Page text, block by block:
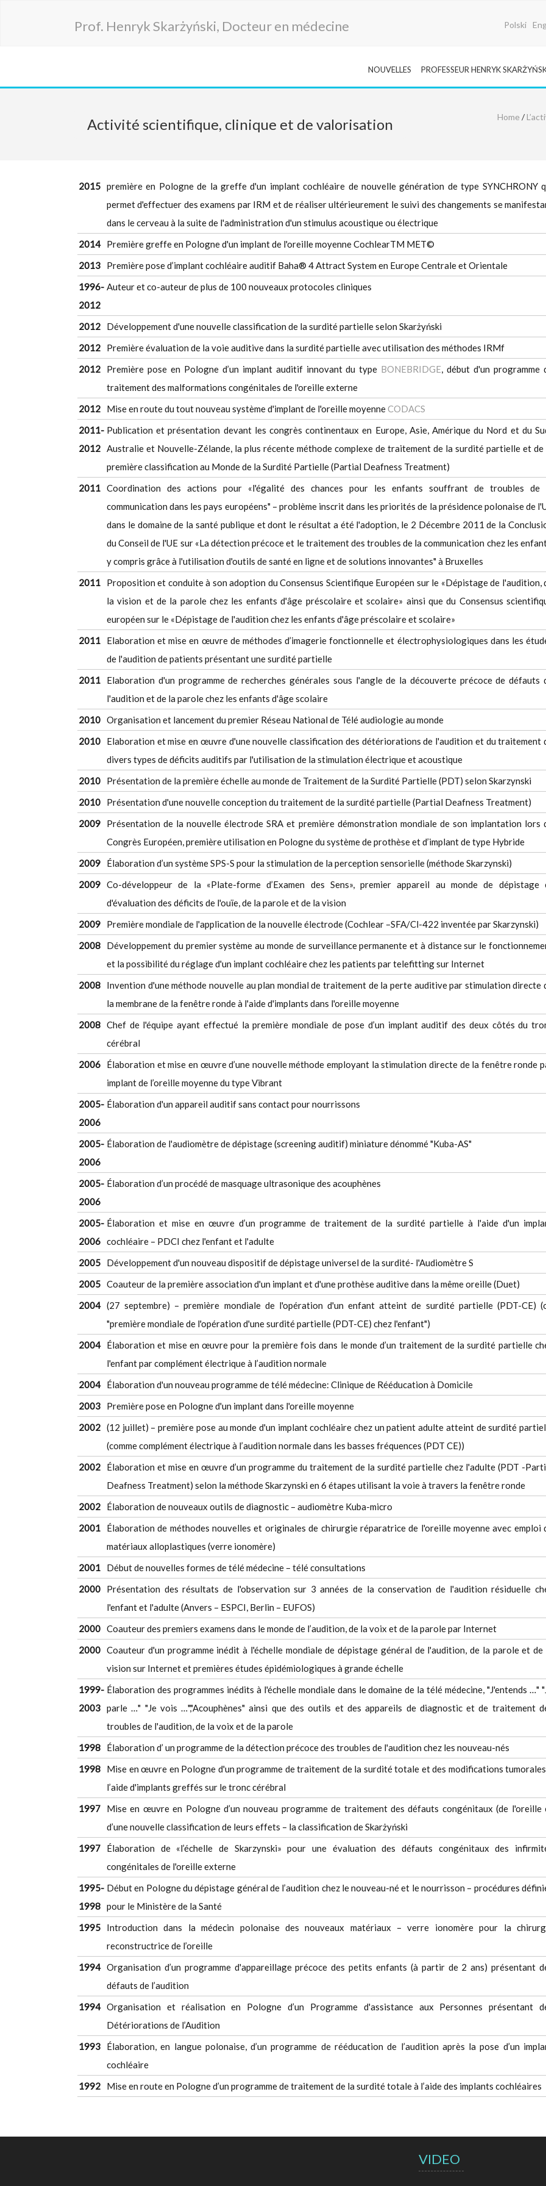
Prof. Henryk Skarżyński, Docteur en médecine Polski
NOUVELLES PROFESSEUR HENRYK
Activité scientifique, clinique et de valorisation Home /
2015 première en Pologne de la greffe d'un implant cochléaire de nouvelle génération de type SYNCHRONY
permet d'effectuer des examens par IRM et de réaliser ultérieurement le suivi des changements se
dans le cerveau à la suite de l'administration d'un stimulus acoustique ou électrique
2014
Première greffe en Pologne d'un implant de l'oreille moyenne CochlearTM MET©
2013
Première pose d’implant cochléaire auditif Baha® 4 Attract System en Europe Centrale et Orientale
1996-
2012
Auteur et co-auteur de plus de 100 nouveaux protocoles cliniques
2012
Développement d'une nouvelle classification de la surdité partielle selon Skarżyński
2012
Première évaluation de la voie auditive dans la surdité partielle avec utilisation des méthodes IRMf
2012
Première pose en Pologne d’un implant auditif innovant du type BONEBRIDGE, début d'un programme
traitement des malformations congénitales de l'oreille externe
2012
Mise en route du tout nouveau système d'implant de l'oreille moyenneCODACS
2011-
2012
Publication et présentation devant les congrès continentaux en Europe, Asie, Amérique du Nord et du
Australie et Nouvelle-Zélande, la plus récente méthode complexe de traitement de la surdité partielle et de
première classification au Monde de la Surdité Partielle (Partial Deafness Treatment)
2011 Coordination des actions pour «l'égalité des chances pour les enfants souffrant de troubles de
communication dans les pays européens" – problème inscrit dans les priorités de la présidence polonaise de
dans le domaine de la santé publique et dont le résultat a été l'adoption, le 2 Décembre 2011 de la
du Conseil de l'UE sur «La détection précoce et le traitement des troubles de la communication chez les
y compris grâce à l'utilisation d'outils de santé en ligne et de solutions innovantes" à Bruxelles
2011
Proposition et conduite à son adoption du Consensus Scientifique Européen sur le «Dépistage de l'audition,
la vision et de la parole chez les enfants d'âge préscolaire et scolaire» ainsi que du Consensus
européen sur le «Dépistage de l'audition chez les enfants d'âge préscolaire et scolaire»
2011
Elaboration et mise en œuvre de méthodes d’imagerie fonctionnelle et électrophysiologiques dans les
de l'audition de patients présentant une surdité partielle
2011
Elaboration d'un programme de recherches générales sous l'angle de la découverte précoce de défauts
l'audition et de la parole chez les enfants d'âge scolaire
2010 Organisation et lancement du premier Réseau National de Télé audiologie au monde
2010
Elaboration et mise en œuvre d'une nouvelle classification des détériorations de l'audition et du traitement
divers types de déficits auditifs par l'utilisation de la stimulation électrique et acoustique
2010
Présentation de la première échelle au monde de Traitement de la Surdité Partielle (PDT) selon Skarzynski
2010
Présentation d'une nouvelle conception du traitement de la surdité partielle (Partial Deafness Treatment)
2009
Présentation de la nouvelle électrode SRA et première démonstration mondiale de son implantation lors
Congrès Européen, première utilisation en Pologne du système de prothèse et d’implant de type Hybride
2009
Élaboration d’un système SPS-S pour la stimulation de la perception sensorielle (méthode Skarzynski)
2009 Co-développeur de la «Plate-forme d’Examen des Sens», premier appareil au monde de dépistage
d'évaluation des déficits de l'ouïe, de la parole et de la vision
2009
Première mondiale de l'application de la nouvelle électrode (Cochlear –SFA/Cl-422 inventée par Skarzynski)
2008
Développement du premier système au monde de surveillance permanente et à distance sur le
et la possibilité du réglage d'un implant cochléaire chez les patients par telefitting sur Internet
2008
Invention d'une méthode nouvelle au plan mondial de traitement de la perte auditive par stimulation directe
la membrane de la fenêtre ronde à l'aide d'implants dans l'oreille moyenne
2008 Chef de l'équipe ayant effectué la première mondiale de pose d’un implant auditif des deux côtés du
cérébral
2006
Élaboration et mise en œuvre d’une nouvelle méthode employant la stimulation directe de la fenêtre ronde
implant de l’oreille moyenne du type Vibrant
2005-
2006
Élaboration d'un appareil auditif sans contact pour nourrissons
2005-
2006
Élaboration de l'audiomètre de dépistage (screening auditif) miniature dénommé "Kuba-AS"
2005-
2006
Élaboration d’un procédé de masquage ultrasonique des acouphènes
2005-
2006
Élaboration et mise en œuvre d’un programme de traitement de la surdité partielle à l'aide d'un
cochléaire – PDCI chez l'enfant et l'adulte
2005
Développement d'un nouveau dispositif de dépistage universel de la surdité- l'Audiomètre S
2005 Coauteur de la première association d'un implant et d'une prothèse auditive dans la même oreille (Duet)
2004 (27 septembre) – première mondiale de l'opération d'un enfant atteint de surdité partielle (PDT-CE)
"première mondiale de l'opération d'une surdité partielle (PDT-CE) chez l'enfant")
2004
Élaboration et mise en œuvre pour la première fois dans le monde d’un traitement de la surdité partielle
l'enfant par complément électrique à l’audition normale
2004
Élaboration d'un nouveau programme de télé médecine: Clinique de Rééducation à Domicile
2003
Première pose en Pologne d'un implant dans l'oreille moyenne
2002 (12 juillet) – première pose au monde d'un implant cochléaire chez un patient adulte atteint de surdité
(comme complément électrique à l’audition normale dans les basses fréquences (PDT CE))
2002
Élaboration et mise en œuvre d’un programme du traitement de la surdité partielle chez l'adulte (PDT -
Deafness Treatment) selon la méthode Skarzynski en 6 étapes utilisant la voie à travers la fenêtre ronde
2002
Élaboration de nouveaux outils de diagnostic – audiomètre Kuba-micro
2001
Élaboration de méthodes nouvelles et originales de chirurgie réparatrice de l'oreille moyenne avec emploi
matériaux alloplastiques (verre ionomère)
2001
Début de nouvelles formes de télé médecine – télé consultations
2000
Présentation des résultats de l'observation sur 3 années de la conservation de l'audition résiduelle
l'enfant et l'adulte (Anvers – ESPCI, Berlin – EUFOS)
2000 Coauteur des premiers examens dans le monde de l’audition, de la voix et de la parole par Internet
2000 Coauteur d'un programme inédit à l'échelle mondiale de dépistage général de l'audition, de la parole et de
vision sur Internet et premières études épidémiologiques à grande échelle
1999-
2003
Élaboration des programmes inédits à l'échelle mondiale dans le domaine de la télé médecine, "J'entends …"
parle …" "Je vois …","Acouphènes" ainsi que des outils et des appareils de diagnostic et de traitement
troubles de l'audition, de la voix et de la parole
1998
Élaboration d’ un programme de la détection précoce des troubles de l'audition chez les nouveau-nés
1998
Mise en œuvre en Pologne d'un programme de traitement de la surdité totale et des modifications
l’aide d'implants greffés sur le tronc cérébral
1997
Mise en œuvre en Pologne d’un nouveau programme de traitement des défauts congénitaux (de l'oreille
d’une nouvelle classification de leurs effets – la classification de Skarżyński
1997
Élaboration de «l’échelle de Skarzynski» pour une évaluation des défauts congénitaux des
congénitales de l'oreille externe
1995-
1998
Début en Pologne du dépistage général de l’audition chez le nouveau-né et le nourrisson – procédures
pour le Ministère de la Santé
1995
Introduction dans la médecin polonaise des nouveaux matériaux – verre ionomère pour la
reconstructrice de l’oreille
1994 Organisation d’un programme d'appareillage précoce des petits enfants (à partir de 2 ans) présentant
défauts de l’audition
1994 Organisation et réalisation en Pologne d’un Programme d'assistance aux Personnes présentant
Détériorations de l’Audition
1993
Élaboration, en langue polonaise, d’un programme de rééducation de l’audition après la pose d’un
cochléaire
1992
Mise en route en Pologne d’un programme de traitement de la surdité totale à l’aide des implants cochléaires
VIDEO